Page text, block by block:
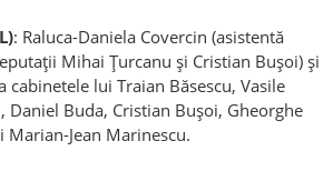
: Raluca-Daniela Covercin (asistentă
Mihai Țurcanu și Cristian Bușoi) și
cabinetele lui Traian Băsescu, Vasile
Daniel Buda, Cristian Bușoi, Gheorghe
Marian-Jean Marinescu.